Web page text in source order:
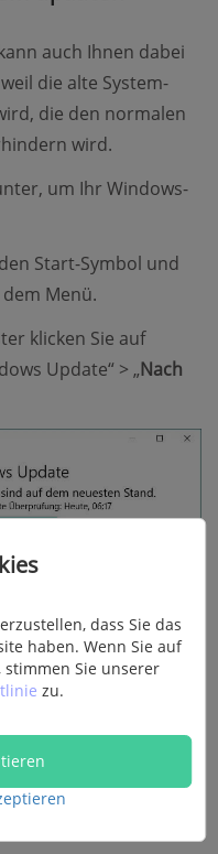
auch Ihnen dabei
die alte System-
die den normalen
wird.
um Ihr Windows-
Start-Symbol und
Menü.
klicken Sie auf
Update“ > „Nach
dass Sie das
haben. Wenn Sie auf
stimmen Sie unserer
zu.